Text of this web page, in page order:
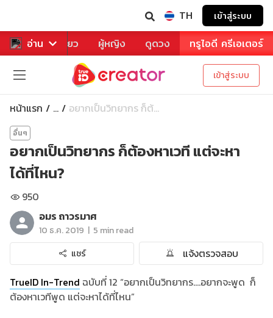
TH เข้าสู่ระบบ
อ่าน
หาร ท่องเที่ยว ผู้หญิง ดูดวง ทรูไอดี ครีเอเตอร์
เข้าสู่ระบบ
หน้าแรก ... อยากเป็นวิทยากร ก็ต้...
อื่นๆ
อยากเป็นวิทยากร ก็ต้องหาเวที แต่จะหา
ได้ที่ไหน?
950
อมร ถาวรมาศ
10 ธ.ค. 2019 | 5 min read
แชร์
แจ้งตรวจสอบ
TrueID In-Trend ฉบับที่ 12 “อยากเป็นวิทยากร....อยากจะพูด ก็
ต้องหาเวทีพูด แต่จะหาได้ที่ไหน”